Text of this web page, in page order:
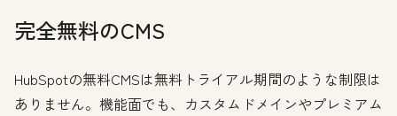
完全無料のCMS
HubSpotの無料CMSは無料トライアル期間のような制限は
ありません。機能面でも、カスタムドメインやプレミアム